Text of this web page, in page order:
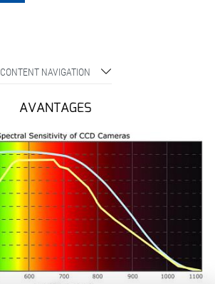
CONTENT NAVIGATION
AVANTAGES